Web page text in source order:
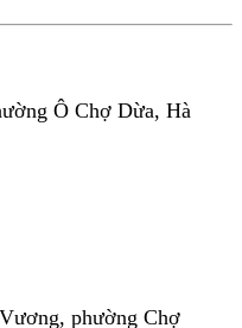
Ô Chợ Dừa, Hà
phường Chợ